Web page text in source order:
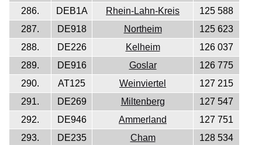
286.
DEB1A Rhein-Lahn-Kreis
125 588
287.
DE918 Northeim
125 623
288.
DE226 Kelheim
126 037
289.
DE916 Goslar
126 775
290.
AT125 Weinviertel
127 215
291.
DE269 Miltenberg
127 547
292.
DE946 Ammerland
127 751
293.
DE235 Cham
128 534